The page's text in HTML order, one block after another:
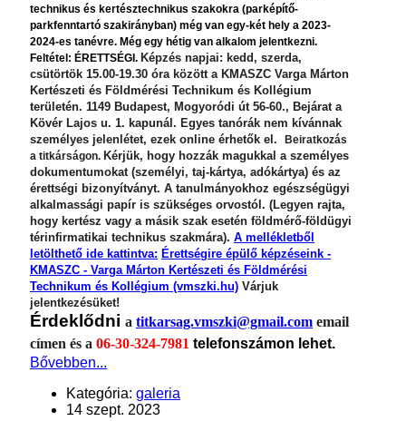
technikus és kertésztechnikus szakokra (parképítő-
parkfenntartó szakirányban) még van egy-két hely a 2023-
2024-es tanévre. Még egy hétig van alkalom jelentkezni.
Feltétel: ÉRETTSÉGI. Képzés napjai: kedd, szerda,
csütörtök 15.00-19.30 óra között a KMASZC Varga Márton
Kertészeti és Földmérési Technikum és Kollégium
területén. 1149 Budapest, Mogyoródi út 56-60., Bejárat a
Kövér Lajos u. 1. kapunál. Egyes tanórák nem kívánnak
személyes jelenlétet, ezek online érhetők el. Beiratkozás
a titkárságon. Kérjük, hogy hozzák magukkal a személyes
dokumentumokat (személyi, taj-kártya, adókártya) és az
érettségi bizonyítványt. A tanulmányokhoz egészségügyi
alkalmassági papír is szükséges orvostól. (Legyen rajta,
hogy kertész vagy a másik szak esetén földmérő-földügyi
térinfirmatikai technikus szakmára). A mellékletből
letölthető ide kattintva: Érettségire épülő képzéseink -
KMASZC - Varga Márton Kertészeti és Földmérési
Technikum és Kollégium (vmszki.hu) Várjuk
jelentkezésüket!
Érdeklődni a titkarsag.vmszki@gmail.com email
címen és a 06-30-324-7981 telefonszámon lehet.
Bővebben...
Kategória: galeria
14 szept. 2023